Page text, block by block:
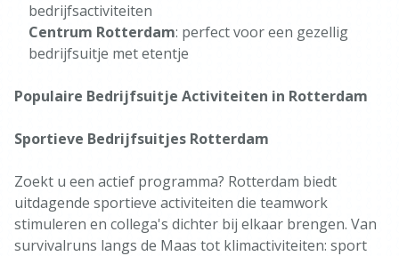
bedrijfsactiviteiten
Centrum Rotterdam: perfect voor een gezellig
bedrijfsuitje met etentje
Populaire Bedrijfsuitje Activiteiten in Rotterdam
Sportieve Bedrijfsuitjes Rotterdam
Zoekt u een actief programma? Rotterdam biedt
uitdagende sportieve activiteiten die teamwork
stimuleren en collega's dichter bij elkaar brengen. Van
survivalruns langs de Maas tot klimactiviteiten: sport